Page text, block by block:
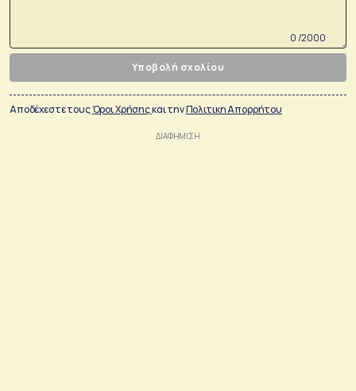
0 /2000
Υποβολή σχολίου
Αποδέχεστε τουςΌροι Χρήσηςκαι τηνΠολιτικη Απορρήτου